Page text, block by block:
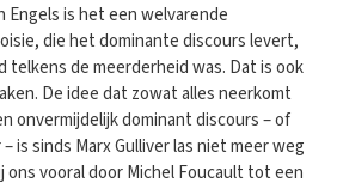
Engels is het een welvarende
die het dominante discours levert,
telkens de meerderheid was. Dat is ook
De idee dat zowat alles neerkomt
onvermijdelijk dominant discours – of
is sinds Marx Gulliver las niet meer weg
ons vooral door Michel Foucault tot een